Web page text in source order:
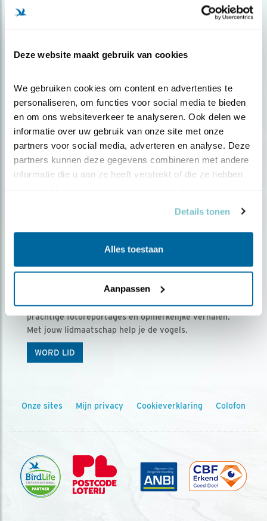
Deze website maakt gebruik van cookies
We gebruiken cookies om content en advertenties te
personaliseren, om functies voor social media te bieden
en om ons websiteverkeer te analyseren. Ook delen we
informatie over uw gebruik van onze site met onze
partners voor social media, adverteren en analyse. Deze
partners kunnen deze gegevens combineren met andere
informatie die u aan ze heeft verstrekt of die ze hebben
Details tonen
Alles toestaan
Aanpassen
Meld je aan en ontvang nieuws, inspiratie, acties en tips
over vogels en activiteiten van Vogelbescherming.
Ontvang 5 x Vogels voor € 36,00 per jaar
Vogels is het tijdschrift voor onze leden, met
prachtige fotoreportages en opmerkelijke verhalen.
Met jouw lidmaatschap help je de vogels.
WORD LID
Onze sites Mijn privacy Cookieverklaring Colofon